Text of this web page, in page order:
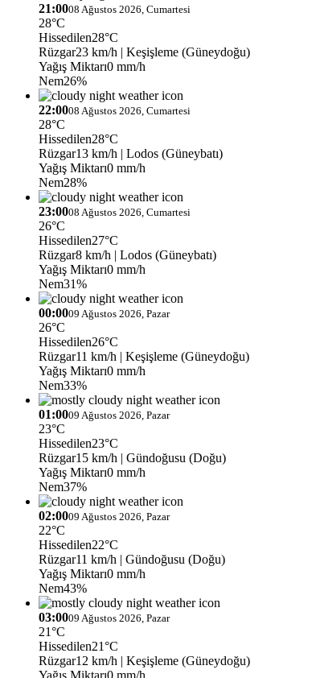
21:0008 Ağustos 2026, Cumartesi
28°C
Hissedilen28°C
Rüzgar23 km/h | Keşişleme (Güneydoğu)
Yağış Miktarı0 mm/h
Nem26%
22:0008 Ağustos 2026, Cumartesi
28°C
Hissedilen28°C
Rüzgar13 km/h | Lodos (Güneybatı)
Yağış Miktarı0 mm/h
Nem28%
23:0008 Ağustos 2026, Cumartesi
26°C
Hissedilen27°C
Rüzgar8 km/h | Lodos (Güneybatı)
Yağış Miktarı0 mm/h
Nem31%
00:0009 Ağustos 2026, Pazar
26°C
Hissedilen26°C
Rüzgar11 km/h | Keşişleme (Güneydoğu)
Yağış Miktarı0 mm/h
Nem33%
01:0009 Ağustos 2026, Pazar
23°C
Hissedilen23°C
Rüzgar15 km/h | Gündoğusu (Doğu)
Yağış Miktarı0 mm/h
Nem37%
02:0009 Ağustos 2026, Pazar
22°C
Hissedilen22°C
Rüzgar11 km/h | Gündoğusu (Doğu)
Yağış Miktarı0 mm/h
Nem43%
03:0009 Ağustos 2026, Pazar
21°C
Hissedilen21°C
Rüzgar12 km/h | Keşişleme (Güneydoğu)
Yağış Miktarı0 mm/h